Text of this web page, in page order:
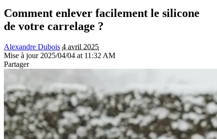
Comment enlever facilement le silicone
de votre carrelage ?
Alexandre Dubois 4 avril 2025
Mise à jour 2025/04/04 at 11:32 AM
Partager